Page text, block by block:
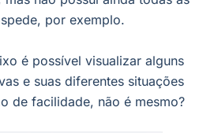
por exemplo.
é possível visualizar alguns
e suas diferentes situações
de facilidade, não é mesmo?